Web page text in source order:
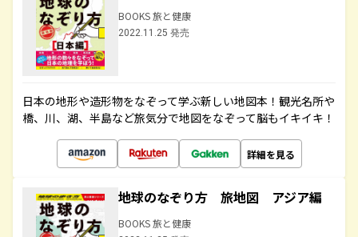
BOOKS 旅と健康
2022.11.25 発売
日本の地形や造形物をなぞって学ぶ新しい地図本！観光名所や
橋、川、湖、半島など旅気分で地図をなぞって脳もイキイキ！
詳細を見る
地球のなぞり方 旅地図 アジア編
BOOKS 旅と健康